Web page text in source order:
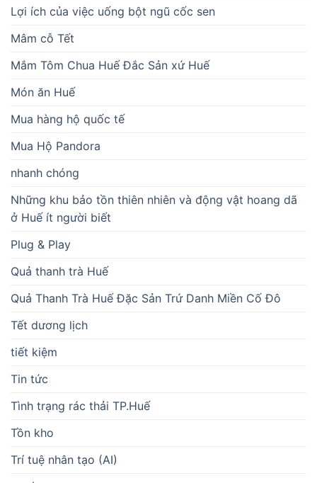
Lợi ích của việc uống bột ngũ cốc sen
Mâm cỗ Tết
Mắm Tôm Chua Huế Đắc Sản xứ Huế
Món ăn Huế
Mua hàng hộ quốc tế
Mua Hộ Pandora
nhanh chóng
Những khu bảo tồn thiên nhiên và động vật hoang dã
ở Huế ít người biết
Plug & Play
Quả thanh trà Huế
Quả Thanh Trà Huế Đặc Sản Trứ Danh Miền Cố Đô
Tết dương lịch
tiết kiệm
Tin tức
Tình trạng rác thải TP.Huế
Tồn kho
Trí tuệ nhân tạo (AI)